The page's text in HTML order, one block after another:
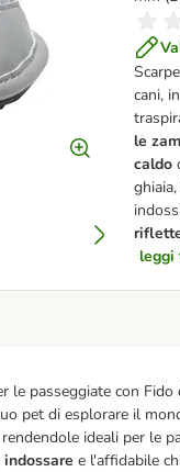
cani,
le
caldo
leggi
le passeggiate con
pet di esplorare il
rendendole ideali per le
e l'affidabile